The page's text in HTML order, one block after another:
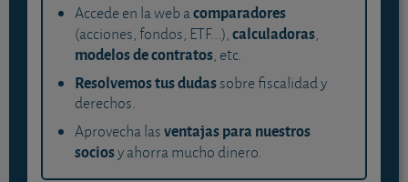
Accede en la web acomparadores
(acciones, fondos, ETF...),calculadoras,
modelos de contratos, etc.
Resolvemos tus dudassobre fiscalidad y
derechos.
Aprovecha lasventajas para nuestros
sociosy ahorra mucho dinero.